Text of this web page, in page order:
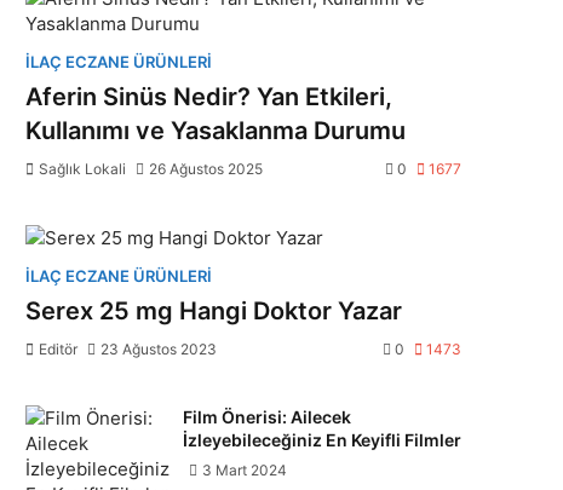
İLAÇ ECZANE ÜRÜNLERI
Aferin Sinüs Nedir? Yan Etkileri,
Kullanımı ve Yasaklanma Durumu
Sağlık Lokali 26 Ağustos 2025 0 1677
İLAÇ ECZANE ÜRÜNLERI
Serex 25 mg Hangi Doktor Yazar
Editör 23 Ağustos 2023 0 1473
Film Önerisi: Ailecek
İzleyebileceğiniz En Keyifli Filmler
3 Mart 2024